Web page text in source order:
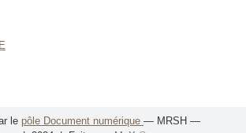
le pôle Document numérique — MRSH —